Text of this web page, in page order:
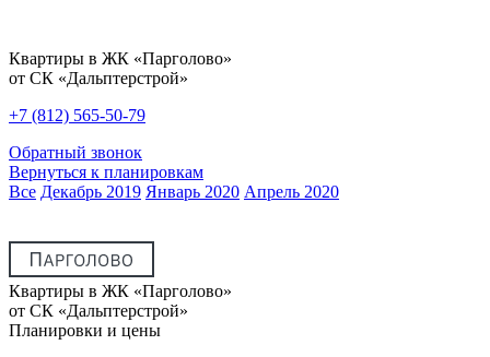
Квартиры в ЖК «Парголово»
от СК «Дальптерстрой»
+7 (812) 565-50-79
Обратный звонок
Вернуться к планировкам
Все Декабрь 2019 Январь 2020 Апрель 2020
Квартиры в ЖК «Парголово»
от СК «Дальптерстрой»
Планировки и цены